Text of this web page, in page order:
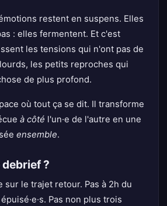
restent en suspens. Elles
: elles fermentent. Et c'est
les tensions qui n'ont pas de
les petits reproches qui
de plus profond.
où tout ça se dit. Il transforme
à côté l'un·e de l'autre en une
ensemble.
?
sur le trajet retour. Pas à 2h du
Pas non plus trois